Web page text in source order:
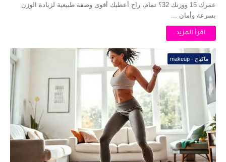
عمرك 15 ووزنك 32؟ تمام، راح أعطيك أقوى وصفة طبيعية لزيادة الوزن
بسرعة وأمان ...
اقرأ المزيد
ماكياج - makeup